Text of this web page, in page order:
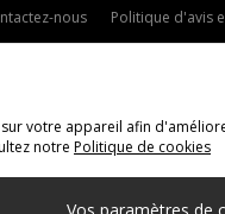
nous Politique d'avis
votre appareil afin
notre Politique de cookies